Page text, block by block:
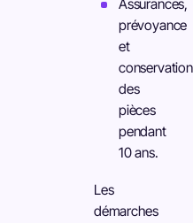
Assurances,
prévoyance
et
conservation
des
pièces
pendant
10 ans.
Les
démarches